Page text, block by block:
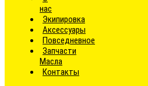
нас
Экипировка
Аксессуары
Повседневное
Запчасти
Масла
Контакты